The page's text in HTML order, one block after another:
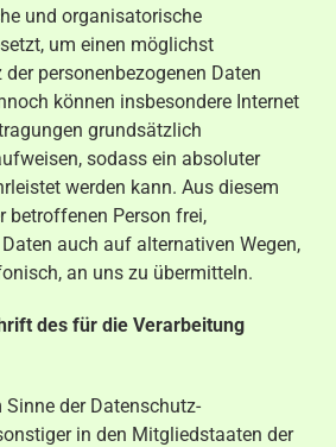
und organisatorische
um einen möglichst
personenbezogenen Daten
können insbesondere Internet
grundsätzlich
sodass ein absoluter
werden kann. Aus diesem
betroffenen Person frei,
auch auf alternativen Wegen,
an uns zu übermitteln.
des für die Verarbeitung
der Datenschutz-
in den Mitgliedstaaten der